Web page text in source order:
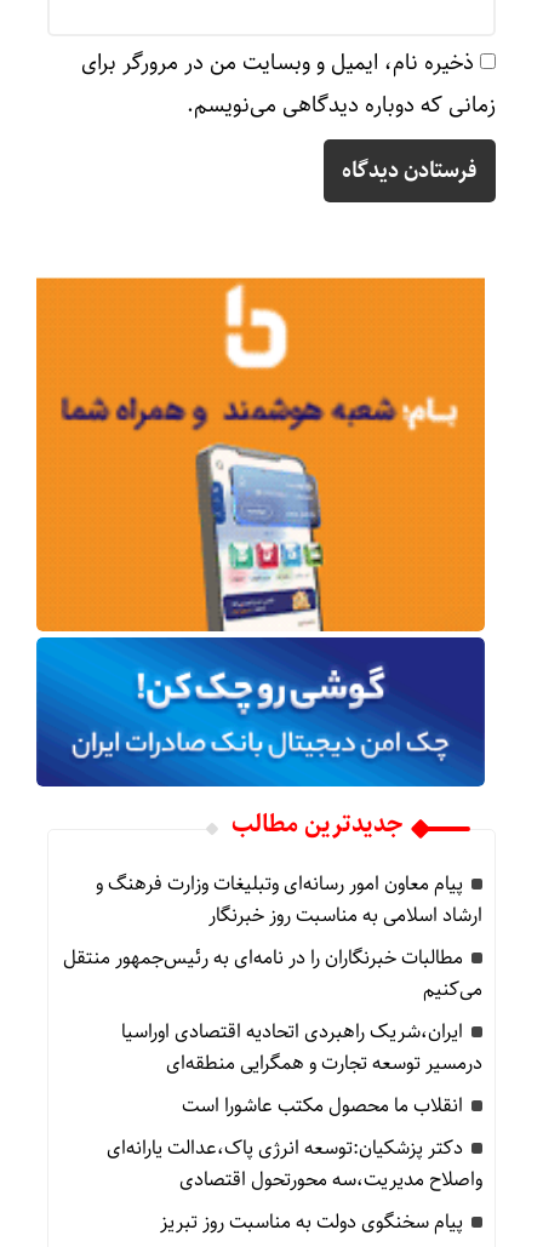
ذخیره نام، ایمیل و وبسایت من در مرورگر برای
زمانی که دوباره دیدگاهی می‌نویسم.
جدیدترین مطالب
پیام معاون امور رسانه‌ای وتبلیغات وزارت فرهنگ و
ارشاد اسلامی به مناسبت روز خبرنگار
مطالبات خبرنگاران را در نامه‌ای به رئیس‌جمهور منتقل
می‌کنیم
ایران،شریک راهبردی اتحادیه اقتصادی اوراسیا
درمسیر توسعه تجارت و همگرایی منطقه‌ای
انقلاب ما محصول مکتب عاشورا است
دکتر پزشکیان:توسعه انرژی پاک،عدالت یارانه‌ای
واصلاح مدیریت،سه محورتحول اقتصادی
پیام سخنگوی دولت به مناسبت روز تبریز